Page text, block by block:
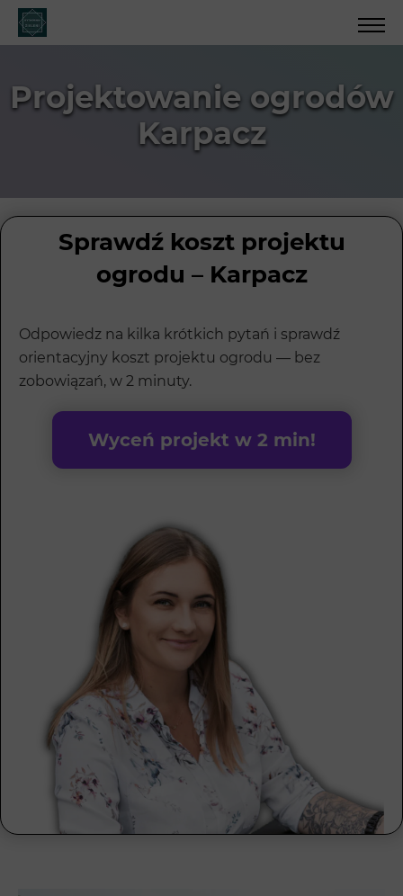
Projektowanie ogrodów
Karpacz
Sprawdź koszt projektu
ogrodu – Karpacz
Odpowiedz na kilka krótkich pytań i sprawdź
orientacyjny koszt projektu ogrodu — bez
zobowiązań, w 2 minuty.
Wyceń projekt w 2 min!